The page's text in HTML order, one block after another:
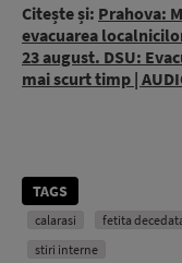
Citește și: Prahova:
evacuarea
23 august. DSU:
mai scurt timp |
TAGS
calarasi fetita
stiri interne